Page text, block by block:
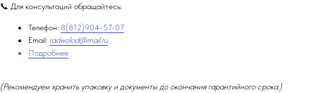
📞 Для консультаций обращайтесь:
Телефон: 8(812)904-57-07
Email: radwolod@mail.ru
Подробнее
(Рекомендуем хранить упаковку и документы до окончания гарантийного срока.)